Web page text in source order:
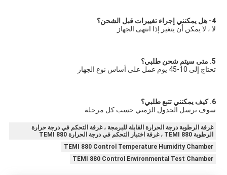
4- هل يمكنني إجراء تغييرات قبل الشحن؟
لا ، لا يمكن أن يتغير إذا انتهى الجهاز
5. متى سيتم شحن طلبي؟
تحتاج إلى 10-45 يوم عمل على أساس نوع الجهاز
6. كيف يمكنني تتبع طلبي؟
سوف نرسل الجدول الزمني حسب كل مرحلة
غرفة الرطوبة درجة الحرارة القابلة للبرمجة ، غرفة التحكم في درجة حرارة
الرطوبة TEMI 880 ، غرفة اختبار التحكم في درجة الحرارة TEMI 880
TEMI 880 Control Temperature Humidity Chamber
TEMI 880 Control Environmental Test Chamber